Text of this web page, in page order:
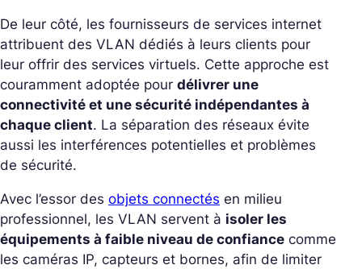
De leur côté, les fournisseurs de services internet
attribuent des VLAN dédiés à leurs clients pour
leur offrir des services virtuels. Cette approche est
couramment adoptée pour délivrer une
connectivité et une sécurité indépendantes à
chaque client. La séparation des réseaux évite
aussi les interférences potentielles et problèmes
de sécurité.
Avec l’essor des objets connectés en milieu
professionnel, les VLAN servent à isoler les
équipements à faible niveau de confiance comme
les caméras IP, capteurs et bornes, afin de limiter